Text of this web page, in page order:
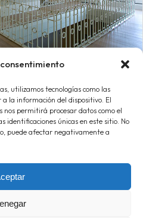
utilizamos tecnologías como las
a la información del dispositivo. El
nos permitirá procesar datos como el
identificaciones únicas en este sitio. No
puede afectar negativamente a